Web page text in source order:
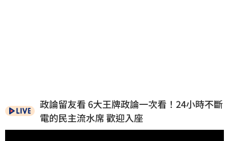
政論留友看 6大王牌政論一次看！24小時不斷
電的民主流水席 歡迎入座